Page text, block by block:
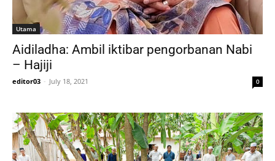
Utama
Aidiladha: Ambil iktibar pengorbanan Nabi
– Hajiji
editor03 - July 18, 2021 0